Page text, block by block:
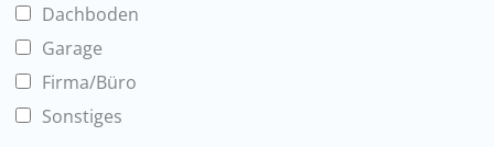
Dachboden
Garage
Firma/Büro
Sonstiges